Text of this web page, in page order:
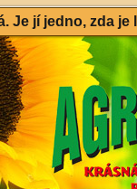
Je jí jedno, zda